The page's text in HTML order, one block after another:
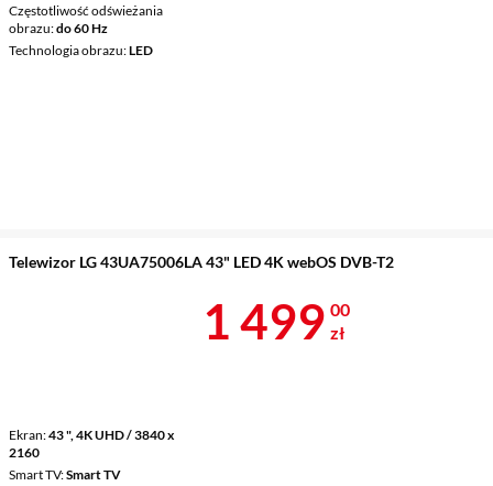
Częstotliwość odświeżania
obrazu do 60 Hz
Technologia obrazu LED
Telewizor LG 43UA75006LA 43" LED 4K webOS DVB-T2
Ekran 43 ", 4K UHD / 3840 x
2160
Smart TV Smart TV
Cena 1 499 zł
1 499 00
zł